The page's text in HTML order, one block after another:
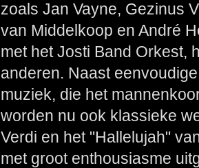
zoals Jan Vayne, Gezinus
van Middelkoop en André
met het Josti Band Orkest,
anderen. Naast
muziek, die het
worden nu ook klassieke
Verdi en het "Hallelujah"
met groot enthousiasme